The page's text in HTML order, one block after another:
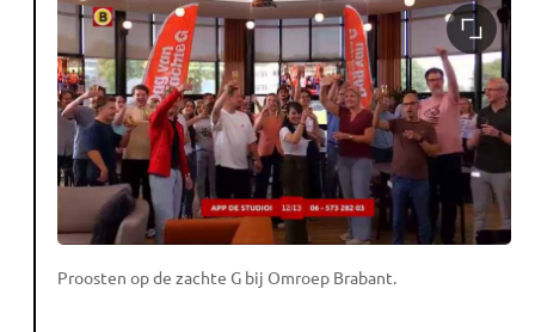
Proosten op de zachte G bij Omroep Brabant.